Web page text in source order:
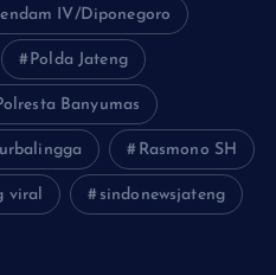
IV/Diponegoro
Polda Jateng
Banyumas
Rasmono SH
viral sindonewsjateng